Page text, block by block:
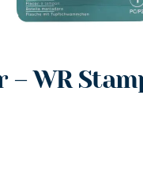
– WR